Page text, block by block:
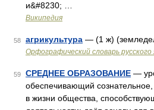
и&#8230; …
Википедия
58 агрикультура — (1 ж)
Орфографический словарь русского
59 СРЕДНЕЕ ОБРАЗОВАНИЕ —
обеспечивающий сознательное,
в жизни общества,